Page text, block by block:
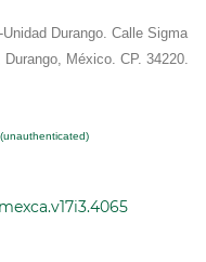
Durango. Calle Sigma
México. CP. 34220.